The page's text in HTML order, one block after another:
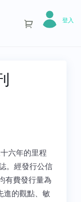
登入
六年的里程
。經發行公信
有費發行量為
進的觀點、敏